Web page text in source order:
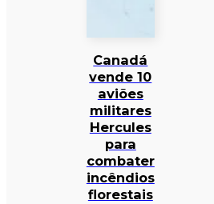
Canadá
vende 10
aviões
militares
Hercules
para
combater
incêndios
florestais